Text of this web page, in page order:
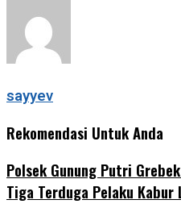
sayyev
Rekomendasi Untuk Anda
Polsek Gunung Putri
Tiga Terduga Pelaku Kabur